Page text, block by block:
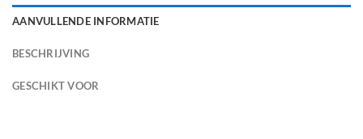
AANVULLENDE INFORMATIE
BESCHRIJVING
GESCHIKT VOOR